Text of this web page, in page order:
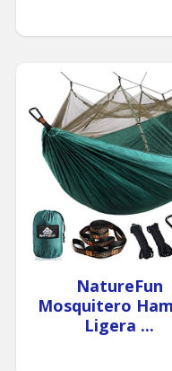
NatureFun
Mosquitero
Ligera ...